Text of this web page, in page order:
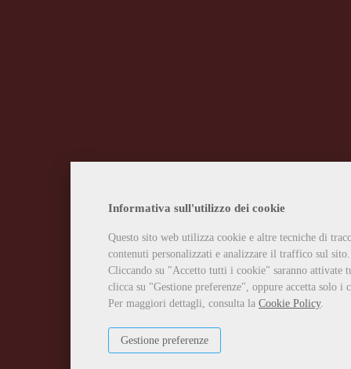
Informativa sull'utilizzo dei cookie
Questo sito web utilizza cookie e altre tecniche di
contenuti personalizzati e analizzare il traffico sul sito.
Cliccando su "Accetto tutti i cookie" saranno attivate
clicca su "Gestione preferenze", oppure accetta solo
Per maggiori dettagli, consulta la Cookie Policy.
Gestione preferenze